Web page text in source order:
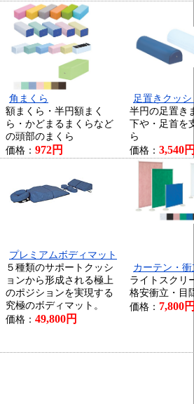
角まくら
額まくら・半円額まく
ら・かどまるまくらなど
の頭部のまくら
価格： 972円
足置きクッシ
半円の足置き
下や・足首を
ら
価格： 3,540
プレミアムボディマット
５種類のサポートクッシ
ョンから形成される極上
のポジションを実現する
究極のボディマット。
価格： 49,800円
カーテン・衝
ライトスクリ
格安衝立・目
価格： 7,800